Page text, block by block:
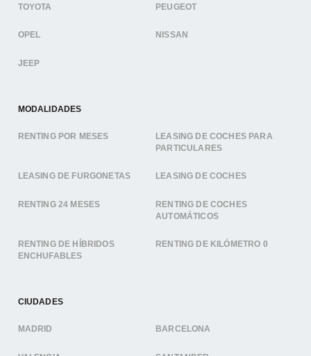
TOYOTA PEUGEOT
OPEL NISSAN
JEEP
MODALIDADES
RENTING POR MESES
LEASING DE COCHES PARA
PARTICULARES
LEASING DE FURGONETAS LEASING DE COCHES
RENTING 24 MESES
RENTING DE COCHES
AUTOMÁTICOS
RENTING DE HÍBRIDOS
ENCHUFABLES
RENTING DE KILÓMETRO 0
CIUDADES
MADRID BARCELONA